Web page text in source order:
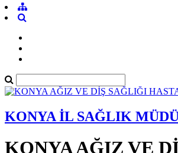
KONYA İL SAĞLIK
KONYA AĞIZ VE